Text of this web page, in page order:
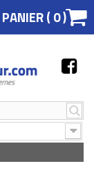
PANIER (0)